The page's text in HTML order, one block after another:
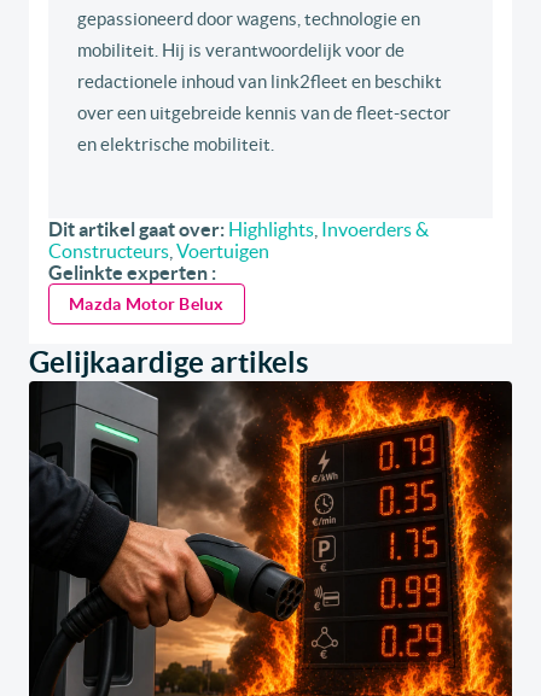
gepassioneerd door wagens, technologie en
mobiliteit. Hij is verantwoordelijk voor de
redactionele inhoud van link2fleet en beschikt
over een uitgebreide kennis van de fleet-sector
en elektrische mobiliteit.
Dit artikel gaat over: Highlights
Invoerders &
Constructeurs Voertuigen
Gelinkte experten :
Mazda Motor Belux
Gelijkaardige artikels